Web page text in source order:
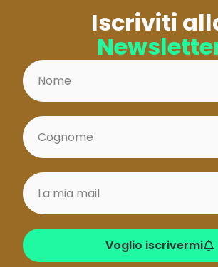
Iscriviti
Voglio iscrivermi